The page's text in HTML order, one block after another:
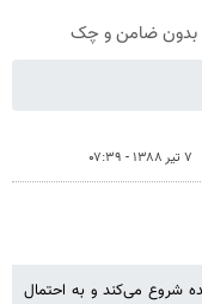
۷ تیر ۱۳۸۸ - ۰۷:۳۹
شروع می‌کند و به احتمال